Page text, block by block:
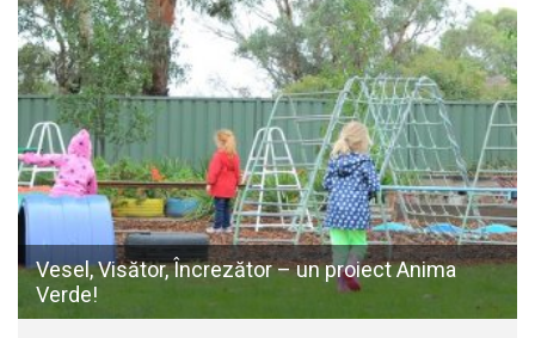
Vesel, Visător, Încrezător – un proiect Anima
Verde!